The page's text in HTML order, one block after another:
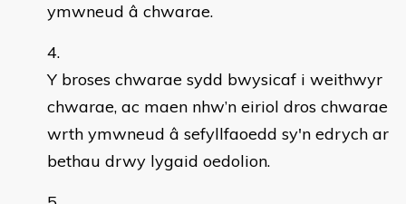
ymwneud â chwarae.
Y broses chwarae sydd bwysicaf i weithwyr
chwarae, ac maen nhw’n eiriol dros chwarae
wrth ymwneud â sefyllfaoedd sy'n edrych ar
bethau drwy lygaid oedolion.